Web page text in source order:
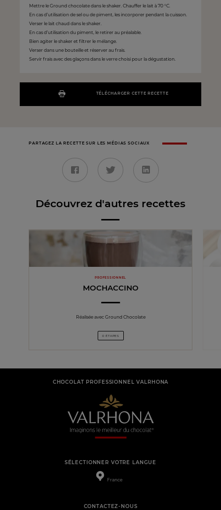
TÉLÉCHARGER CETTE RECETTE
Mettre le Ground chocolate dans le shaker. Chauffer le lait à 70 °C.
En cas d’utilisation de sel ou de piment, les incorporer pendant la cuisson.
Verser le lait chaud dans le shaker.
En cas d’utilisation du piment, le retirer au préalable.
Bien agiter le shaker et filtrer le mélange.
Verser dans une bouteille et réserver au frais.
Servir frais avec des glaçons dans le verre choisi pour la dégustation.
PARTAGEZ LA RECETTE SUR LES MÉDIAS SOCIAUX
Découvrez d'autres recettes
PROFESSIONNEL
MOCHACCINO
Réalisée avec Ground Chocolate
0 ÉTAPES
CHOCOLAT PROFESSIONNEL VALRHONA
SÉLECTIONNER VOTRE LANGUE
France
CONTACTEZ-NOUS